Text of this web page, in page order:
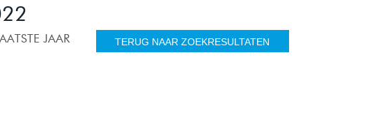
TERUG NAAR ZOEKRESULTATEN
JAAR